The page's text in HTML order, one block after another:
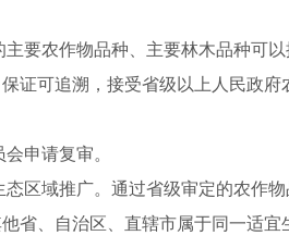
要农作物品种、主要林木品种可
证可追溯，接受省级以上人民政府
申请复审。
区域推广。通过省级审定的农作物
省、自治区、直辖市属于同一适宜